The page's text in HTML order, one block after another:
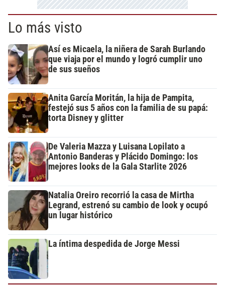
Lo más visto
Así es Micaela, la niñera de Sarah Burlando
que viaja por el mundo y logró cumplir uno
de sus sueños
Anita García Moritán, la hija de Pampita,
festejó sus 5 años con la familia de su papá:
torta Disney y glitter
De Valeria Mazza y Luisana Lopilato a
Antonio Banderas y Plácido Domingo: los
mejores looks de la Gala Starlite 2026
Natalia Oreiro recorrió la casa de Mirtha
Legrand, estrenó su cambio de look y ocupó
un lugar histórico
La íntima despedida de Jorge Messi